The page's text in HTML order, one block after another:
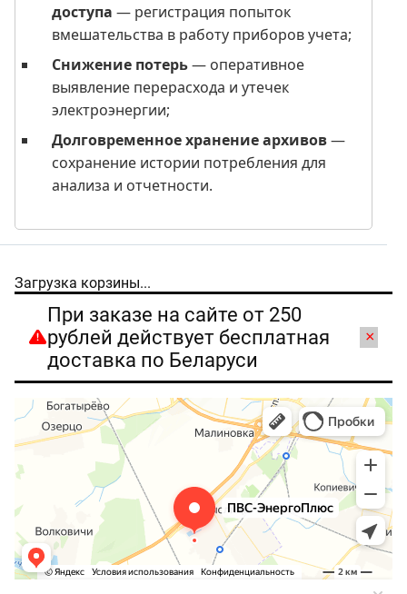
доступа — регистрация попыток
вмешательства в работу приборов учета;
Снижение потерь— оперативное
выявление перерасхода и утечек
электроэнергии;
Долговременное хранение архивов—
сохранение истории потребления для
анализа и отчетности.
Загрузка корзины...
При заказе на сайте от 250
рублей действует бесплатная
доставка по Беларуси
×